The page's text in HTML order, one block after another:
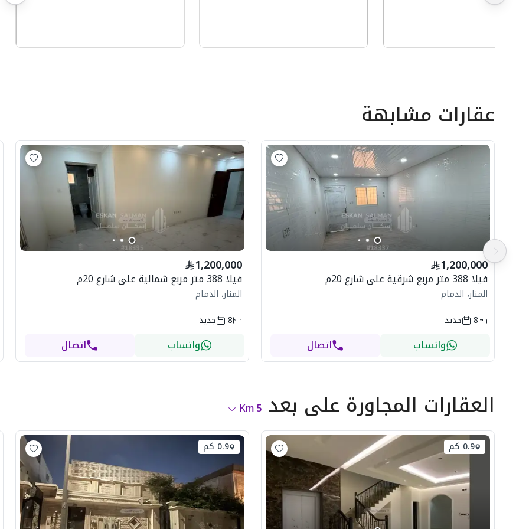
عقارات مشابهة
1,200,000
فيلا 388 متر مربع شرقية على شارع 20م
المنار، الدمام
8
جديد
واتساب اتصال
1,200,000
فيلا 388 متر مربع شمالية على شارع 20م
المنار، الدمام
8
جديد
واتساب اتصال
العقارات المجاورة على بعد 5
Km
0.9 كم 0.9 كم